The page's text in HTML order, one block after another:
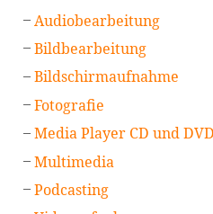
Audiobearbeitung
Bildbearbeitung
Bildschirmaufnahme
Fotografie
Media Player CD und DVD
Multimedia
Podcasting